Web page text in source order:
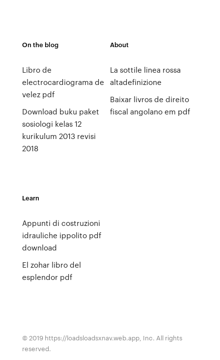
On the blog
Libro de
electrocardiograma de
velez pdf
Download buku paket
sosiologi kelas 12
kurikulum 2013 revisi
2018
About
La sottile linea rossa
altadefinizione
Baixar livros de direito
fiscal angolano em pdf
Learn
Appunti di costruzioni
idrauliche ippolito pdf
download
El zohar libro del
esplendor pdf
© 2019 https://loadsloadsxnav.web.app, Inc. All rights
reserved.